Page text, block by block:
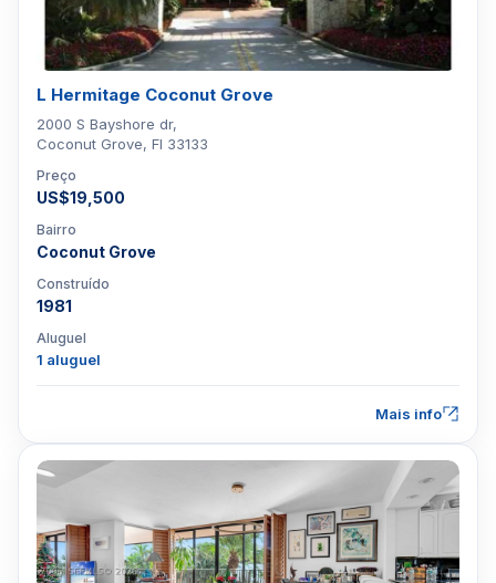
L Hermitage Coconut Grove
2000 S Bayshore dr,
Coconut Grove, Fl 33133
Preço
US$19,500
Bairro
Coconut Grove
Construído
1981
Aluguel
1 aluguel
Mais info